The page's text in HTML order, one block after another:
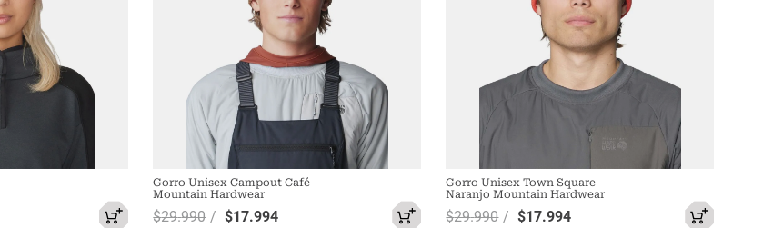
Gorro Unisex Campout Café
Mountain Hardwear
$29.990 $17.994
Gorro Unisex Town Square
Naranjo Mountain Hardwear
$29.990 $17.994